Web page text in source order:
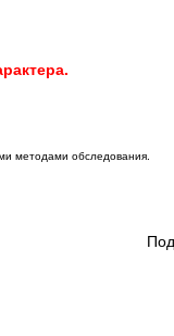
методами обследования.